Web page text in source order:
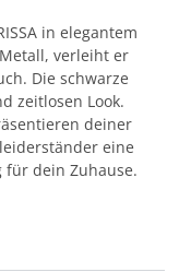
in elegantem
verleiht er
Die schwarze
zeitlosen Look.
deiner
eine
für dein Zuhause.